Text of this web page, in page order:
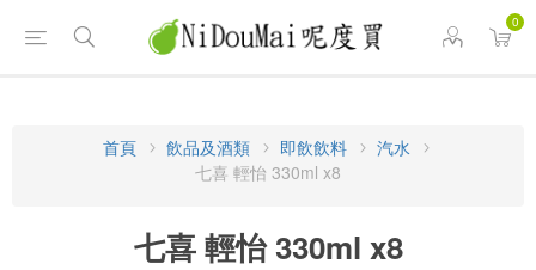
0
首頁 飲品及酒類 即飲飲料
汽水
七喜 輕怡 330ml x8
七喜 輕怡 330ml x8